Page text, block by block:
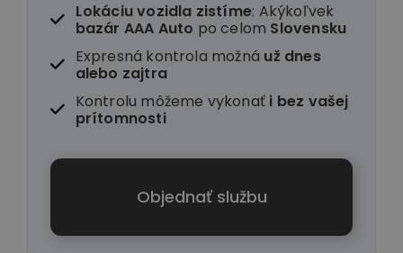
Lokáciu vozidla zistíme: Akýkoľvek
bazár AAA Auto po celom Slovensku
Expresná kontrola možná už dnes
alebo zajtra
Kontrolu môžeme vykonať i bez vašej
prítomnosti
Objednať službu